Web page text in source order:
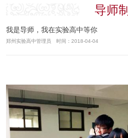
导师制
我是导师，我在实验高中等你
郑州实验高中管理员 时间：2018-04-04